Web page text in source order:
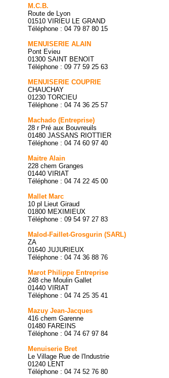
M.C.B.
Route de Lyon
01510 VIRIEU LE GRAND
Téléphone : 04 79 87 80 15
MENUISERIE ALAIN
Pont Evieu
01300 SAINT BENOIT
Téléphone : 09 77 59 25 63
MENUISERIE COUPRIE
CHAUCHAY
01230 TORCIEU
Téléphone : 04 74 36 25 57
Machado (Entreprise)
28 r Pré aux Bouvreuils
01480 JASSANS RIOTTIER
Téléphone : 04 74 60 97 40
Maitre Alain
228 chem Granges
01440 VIRIAT
Téléphone : 04 74 22 45 00
Mallet Marc
10 pl Lieut Giraud
01800 MEXIMIEUX
Téléphone : 09 54 97 27 83
Malod-Faillet-Grosgurin (SARL)
ZA
01640 JUJURIEUX
Téléphone : 04 74 36 88 76
Marot Philippe Entreprise
248 che Moulin Gallet
01440 VIRIAT
Téléphone : 04 74 25 35 41
Mazuy Jean-Jacques
416 chem Garenne
01480 FAREINS
Téléphone : 04 74 67 97 84
Menuiserie Bret
Le Village Rue de l'Industrie
01240 LENT
Téléphone : 04 74 52 76 80